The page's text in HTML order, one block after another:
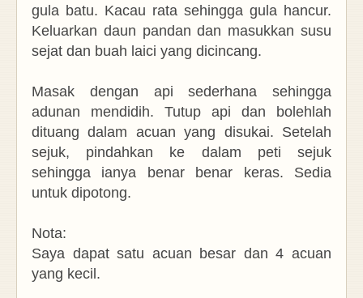
gula batu. Kacau rata sehingga gula hancur.
Keluarkan daun pandan dan masukkan susu
sejat dan buah laici yang dicincang.
Masak dengan api sederhana sehingga
adunan mendidih. Tutup api dan bolehlah
dituang dalam acuan yang disukai. Setelah
sejuk, pindahkan ke dalam peti sejuk
sehingga ianya benar benar keras. Sedia
untuk dipotong.
Nota:
Saya dapat satu acuan besar dan 4 acuan
yang kecil.